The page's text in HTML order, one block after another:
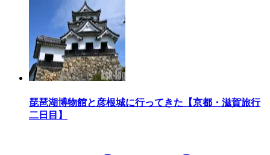
琵琶湖博物館と彦根城に行ってきた【京都・滋賀旅行
二日目】